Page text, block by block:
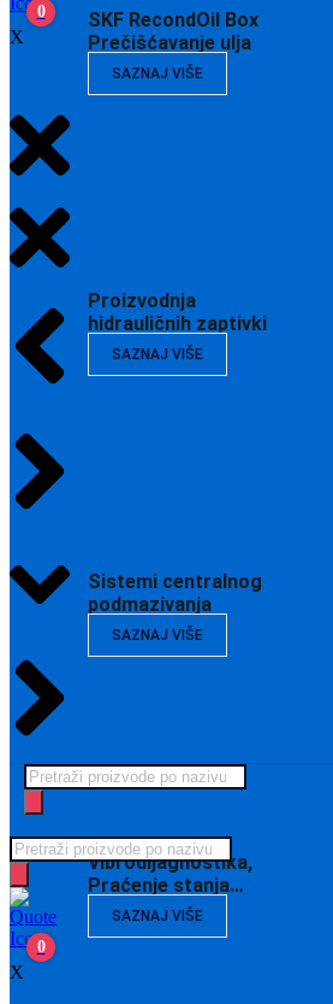
SKF RecondOil Box
Prečišćavanje ulja
SAZNAJ VIŠE
Proizvodnja
hidrauličnih zaptivki
SAZNAJ VIŠE
Sistemi centralnog
podmazivanja
SAZNAJ VIŠE
Vibrodijagnostika,
Praćenje stanja…
SAZNAJ VIŠE
0
X
Products
search
Products
search
0
X